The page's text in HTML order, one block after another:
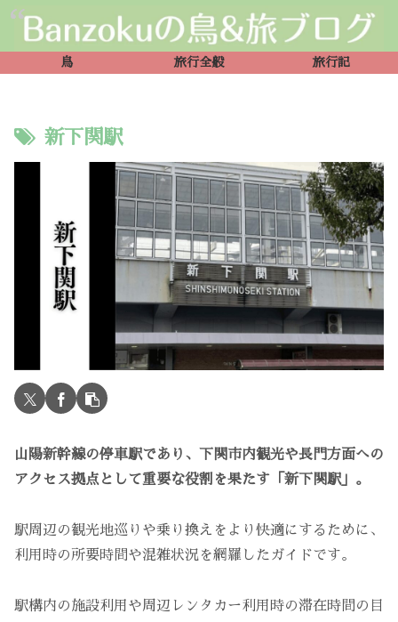
鳥 旅行全般 旅行記
新下関駅
山陽新幹線の停車駅であり、下関市内観光や長門方面への
アクセス拠点として重要な役割を果たす「新下関駅」。
駅周辺の観光地巡りや乗り換えをより快適にするために、
利用時の所要時間や混雑状況を網羅したガイドです。
駅構内の施設利用や周辺レンタカー利用時の滞在時間の目